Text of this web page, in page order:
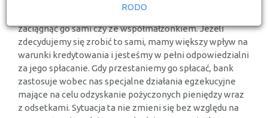
RODO
Przychodząc do banku po wsparcie finansowe w postaci
zaciągnąć go sami czy ze współmałżonkiem. Jeżeli
zdecydujemy się zrobić to sami, mamy większy wpływ na
warunki kredytowania i jesteśmy w pełni odpowiedzialni
za jego spłacanie. Gdy przestaniemy go spłacać, bank
zastosuje wobec nas specjalne działania egzekucyjne
mające na celu odzyskanie pożyczonych pieniędzy wraz
z odsetkami. Sytuacja ta nie zmieni się bez względu na